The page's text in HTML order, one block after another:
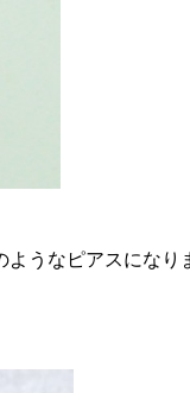
うなピアスになり